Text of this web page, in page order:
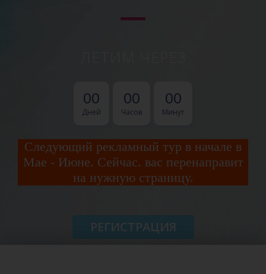
00
Дней
00
Часов
00
Минут
Следующий рекламный тур в начале в
Мае - Июне. Сейчас. вас перенаправит
на нужную страницу.
РЕГИСТРАЦИЯ